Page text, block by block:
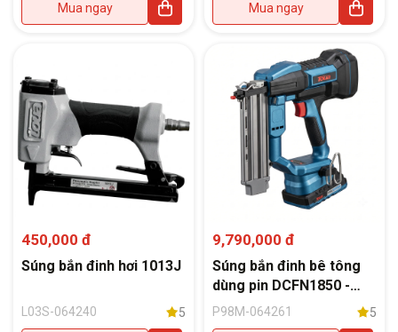
Mua ngay Mua ngay
450,000 đ
Súng bắn đinh hơi 1013J
L03S-064240 5
9,790,000 đ
Súng bắn đinh bê tông
dùng pin DCFN1850 -
TOUA
P98M-064261 5